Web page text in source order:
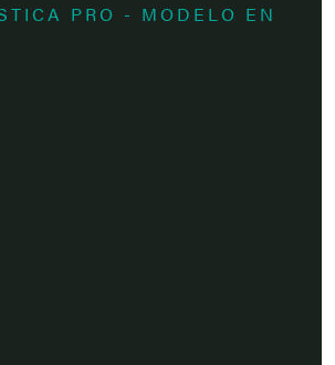
PRO - MODELO EN